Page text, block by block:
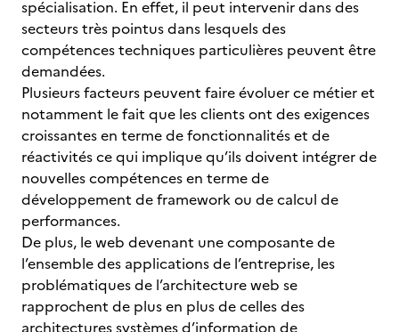
spécialisation. En effet, il peut intervenir dans des
secteurs très pointus dans lesquels des
compétences techniques particulières peuvent être
demandées.
Plusieurs facteurs peuvent faire évoluer ce métier et
notamment le fait que les clients ont des exigences
croissantes en terme de fonctionnalités et de
réactivités ce qui implique qu’ils doivent intégrer de
nouvelles compétences en terme de
développement de framework ou de calcul de
performances.
De plus, le web devenant une composante de
l’ensemble des applications de l’entreprise, les
problématiques de l’architecture web se
rapprochent de plus en plus de celles des
architectures systèmes d’information de